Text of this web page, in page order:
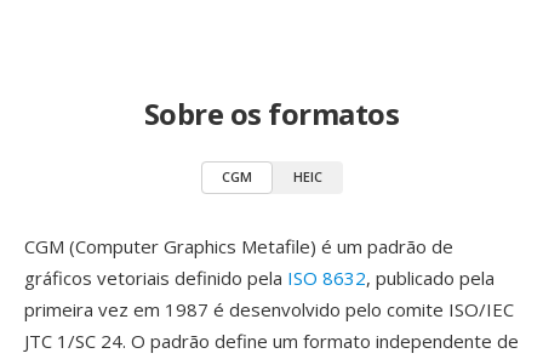
Sobre os formatos
CGM HEIC
CGM (Computer Graphics Metafile) é um padrão de
gráficos vetoriais definido pela ISO 8632, publicado pela
primeira vez em 1987 é desenvolvido pelo comite ISO/IEC
JTC 1/SC 24. O padrão define um formato independente de